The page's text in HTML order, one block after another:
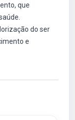
que
do ser
e